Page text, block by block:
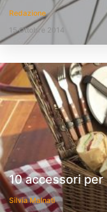
Redazione
15 Ottobre 2014
10 accessori
Silvia Malnati